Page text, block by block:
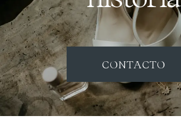
CONTACTO